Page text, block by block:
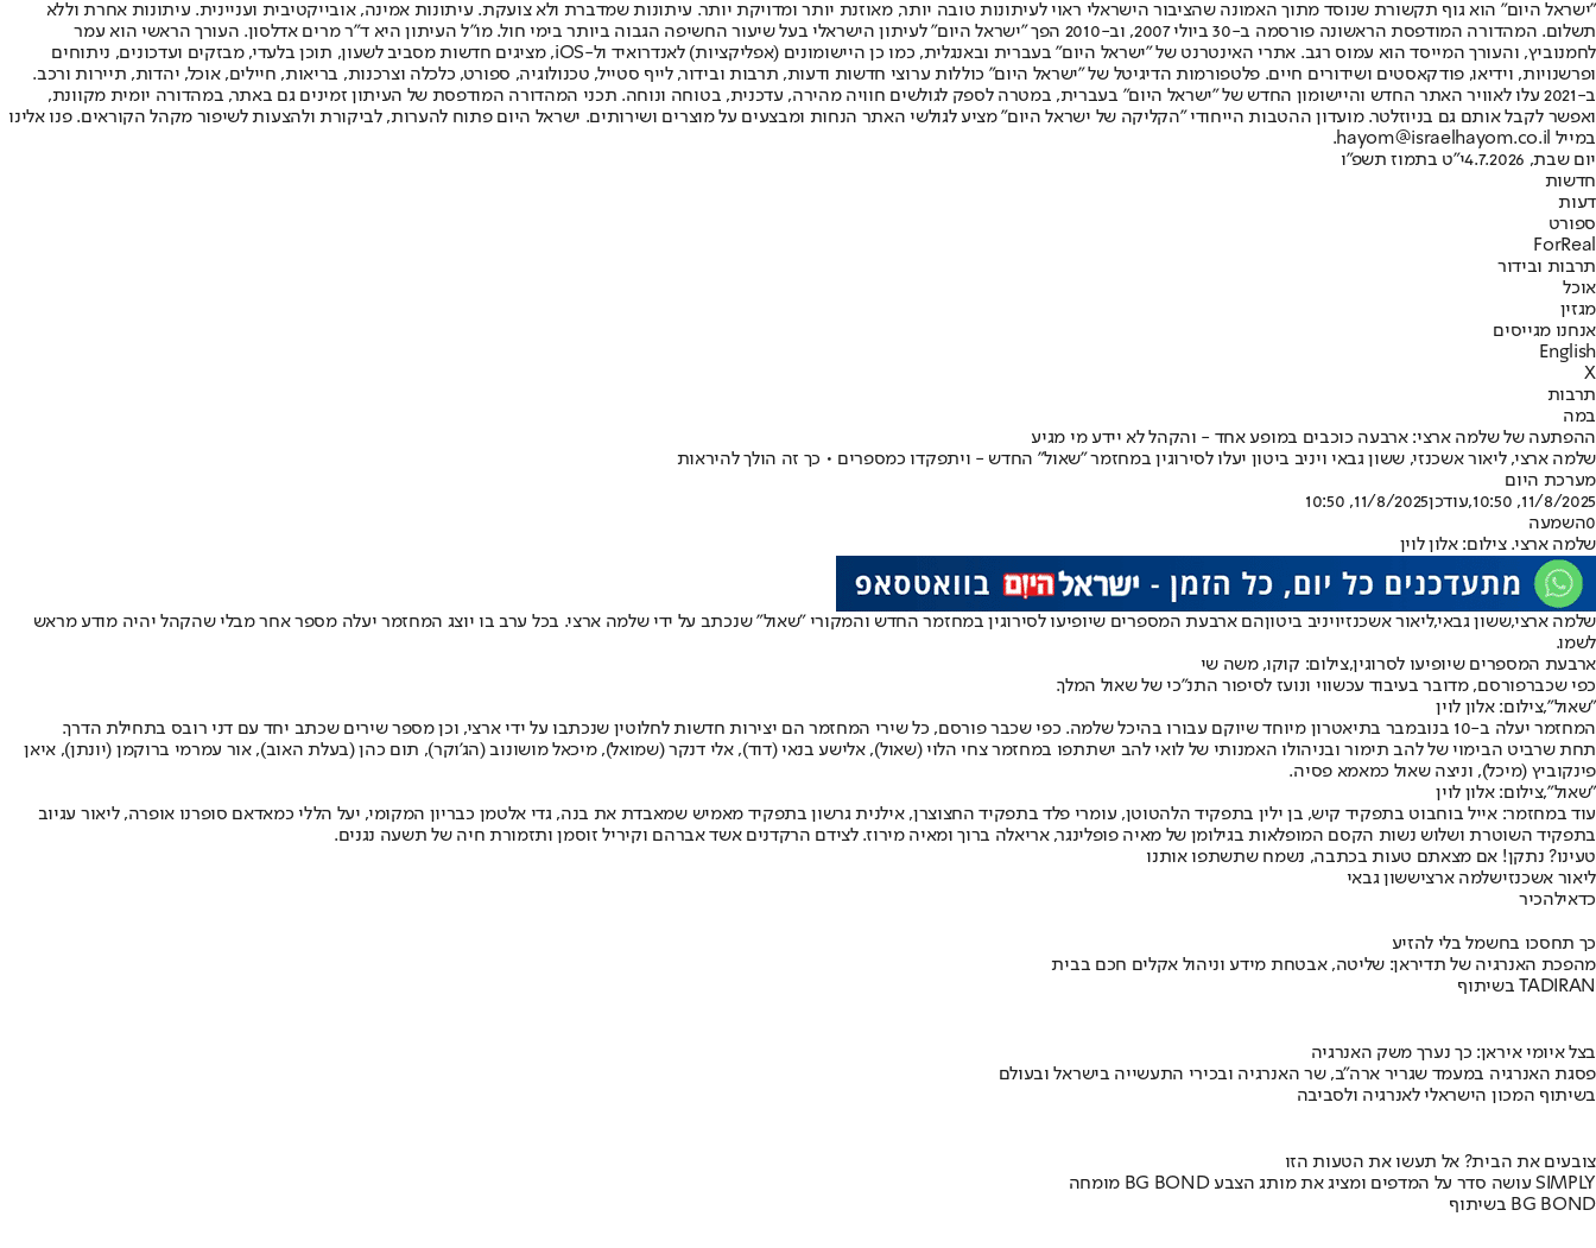
"ישראל היום" הוא גוף תקשורת שנוסד מתוך האמונה שהציבור הישראלי ראוי לעיתונות טובה יותר, מאוזנת יותר ומדויקת יותר. עיתונות שמדברת ולא צועקת. עיתונות אמינה, אובייקטיבית ועניינית. עיתונות אחרת וללא
תשלום. המהדורה המודפסת הראשונה פורסמה ב-30 ביולי 2007, וב-2010 הפך "ישראל היום" לעיתון הישראלי בעל שיעור החשיפה הגבוה ביותר בימי חול. מו"ל העיתון היא ד"ר מרים אדלסון. העורך הראשי הוא עמר
לחמנוביץ, והעורך המייסד הוא עמוס רגב. אתרי האינטרנט של "ישראל היום" בעברית ובאנגלית, כמו כן היישומונים (אפליקציות) לאנדרואיד ול-iOS, מציגים חדשות מסביב לשעון, תוכן בלעדי, מבזקים ועדכונים, ניתוחים
ופרשנויות, וידיאו, פודקאסטים ושידורים חיים. פלטפורמות הדיגיטל של "ישראל היום" כוללות ערוצי חדשות ודעות, תרבות ובידור, לייף סטייל, טכנולוגיה, ספורט, כלכלה וצרכנות, בריאות, חיילים, אוכל, יהדות, תיירות ורכב.
ב-2021 עלו לאוויר האתר החדש והיישומון החדש של "ישראל היום" בעברית, במטרה לספק לגולשים חוויה מהירה, עדכנית, בטוחה ונוחה. תכני המהדורה המודפסת של העיתון זמינים גם באתר, במהדורה יומית מקוונת,
ואפשר לקבל אותם גם בניוזלטר. מועדון ההטבות הייחודי "הקליקה של ישראל היום" מציע לגולשי האתר הנחות ומבצעים על מוצרים ושירותים. ישראל היום פתוח להערות, לביקורת ולהצעות לשיפור מקהל הקוראים. פנו אלינו
במייל hayom@israelhayom.co.il.
יום שבת, 4.7.2026
י"ט בתמוז תשפ"ו
חדשות
דעות
ספורט
ForReal
תרבות ובידור
אוכל
מגזין
אנחנו מגייסים
English
X
תרבות
במה
ההפתעה של שלמה ארצי: ארבעה כוכבים במופע אחד - והקהל לא יידע מי מגיע
שלמה ארצי, ליאור אשכנזי, ששון גבאי ויניב ביטון יעלו לסירוגין במחזמר "שאול" החדש - ויתפקדו כמספרים • כך זה הולך להיראות
מערכת היום
11/8/2025, 10:50
,עודכן11/8/2025, 10:50
0השמעה
שלמה ארצי. צילום: אלון לוין
שלמה ארצי,ששון גבאי,ליאור אשכנזיויניב ביטוןהם ארבעת המספרים שיופיעו לסירוגין במחזמר החדש והמקורי "שאול" שנכתב על ידי שלמה ארצי. בכל ערב בו יוצג המחזמר יעלה מספר אחר מבלי שהקהל יהיה מודע מראש
לשמו.
ארבעת המספרים שיופיעו לסרוגין,צילום: קוקו, משה שי
כפי שכברפורסם, מדובר בעיבוד עכשווי ונועז לסיפור התנ"כי של שאול המלך.
"שאול",צילום: אלון לוין
המחזמר יעלה ב-10 בנובמבר בתיאטרון מיוחד שיוקם עבורו בהיכל שלמה. כפי שכבר פורסם, כל שירי המחזמר הם יצירות חדשות לחלוטין שנכתבו על ידי ארצי, וכן מספר שירים שכתב יחד עם דני רובס בתחילת הדרך.
תחת שרביט הבימוי של להב תימור ובניהולו האמנותי של לואי להב ישתתפו במחזמר צחי הלוי (שאול), אלישע בנאי (דוד), אלי דנקר (שמואל), מיכאל מושונוב (הג'וקר), תום כהן (בעלת האוב), אור עמרמי ברוקמן (יונתן), איאן
פינקוביץ (מיכל), וניצה שאול כמאמא פסיה.
"שאול",צילום: אלון לוין
עוד במחזמר: אייל בוחבוט בתפקיד קיש, בן ילין בתפקיד הלהטוטן, עומרי פלד בתפקיד החצוצרן, אילנית גרשון בתפקיד מאמיש שמאבדת את בנה, גדי אלטמן כבריון המקומי, יעל הללי כמאדאם סופרנו אופרה, ליאור עגיוב
בתפקיד השוטרת ושלוש נשות הקסם המופלאות בגילומן של מאיה פופלינגר, אריאלה ברוך ומאיה מירוז. לצידם הרקדנים אשד אברהם וקיריל זוסמן ותזמורת חיה של תשעה נגנים.
טעינו? נתקן! אם מצאתם טעות בכתבה, נשמח שתשתפו אותנו
ליאור אשכנזישלמה ארציששון גבאי
כדאילהכיר
כך תחסכו בחשמל בלי להזיע
מהפכת האנרגיה של תדיראן: שליטה, אבטחת מידע וניהול אקלים חכם בבית
בשיתוף TADIRAN
בצל איומי איראן: כך נערך משק האנרגיה
פסגת האנרגיה במעמד שגריר ארה"ב, שר האנרגיה ובכירי התעשייה בישראל ובעולם
בשיתוף המכון הישראלי לאנרגיה ולסביבה
צובעים את הבית? אל תעשו את הטעות הזו
מומחה BG BOND עושה סדר על המדפים ומציג את מותג הצבע SIMPLY
בשיתוף BG BOND